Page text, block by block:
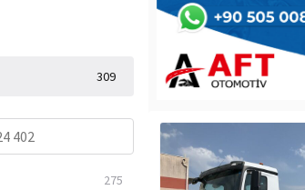
309
275